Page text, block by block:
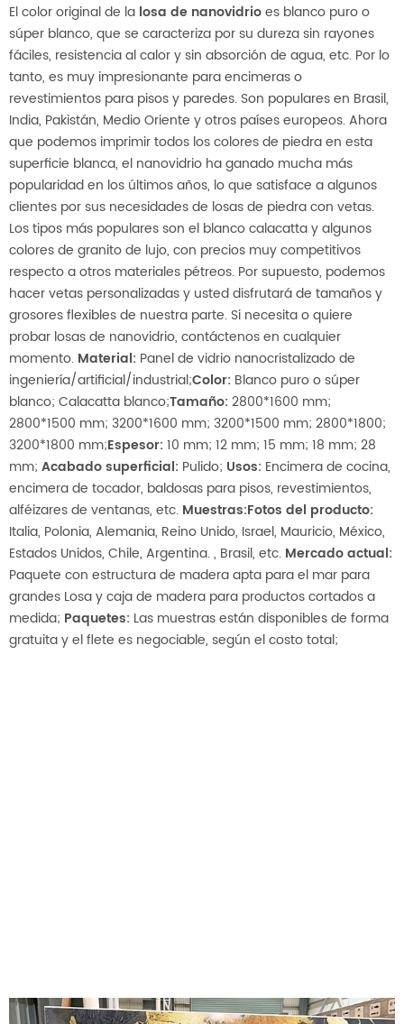
El color original de la losa de nanovidrioes blanco puro o
súper blanco, que se caracteriza por su dureza sin rayones
fáciles, resistencia al calor y sin absorción de agua, etc. Por lo
tanto, es muy impresionante para encimeras o
revestimientos para pisos y paredes. Son populares en Brasil,
India, Pakistán, Medio Oriente y otros países europeos. Ahora
que podemos imprimir todos los colores de piedra en esta
superficie blanca, el nanovidrio ha ganado mucha más
popularidad en los últimos años, lo que satisface a algunos
clientes por sus necesidades de losas de piedra con vetas.
Los tipos más populares son el blanco calacatta y algunos
colores de granito de lujo, con precios muy competitivos
respecto a otros materiales pétreos. Por supuesto, podemos
hacer vetas personalizadas y usted disfrutará de tamaños y
grosores flexibles de nuestra parte. Si necesita o quiere
probar losas de nanovidrio, contáctenos en cualquier
momento. Material: Panel de vidrio nanocristalizado de
ingeniería/artificial/industrial;Color: Blanco puro o súper
blanco; Calacatta blanco;Tamaño:2800*1600 mm;
2800*1500 mm; 3200*1600 mm; 3200*1500 mm; 2800*1800;
3200*1800 mm;Espesor:10 mm; 12 mm; 15 mm; 18 mm; 28
mm; Acabado superficial: Pulido; Usos: Encimera de cocina,
encimera de tocador, baldosas para pisos, revestimientos,
alféizares de ventanas, etc. Muestras:Fotos del producto:
Italia, Polonia, Alemania, Reino Unido, Israel, Mauricio, México,
Estados Unidos, Chile, Argentina. , Brasil, etc. Mercado actual:
Paquete con estructura de madera apta para el mar para
grandes Losa y caja de madera para productos cortados a
medida; Paquetes: Las muestras están disponibles de forma
gratuita y el flete es negociable, según el costo total;